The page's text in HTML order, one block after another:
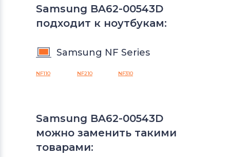
Samsung BA62-00543D
подходит к ноутбукам:
Samsung NF Series
NF110 NF210 NF310
Samsung BA62-00543D
можно заменить такими
товарами: